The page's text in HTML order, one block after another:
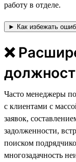
работу в отделе.
► Как избежать
❌
Часто менеджеры
с клиентами с
заявок,
задолженности,
поиском
многозадачность